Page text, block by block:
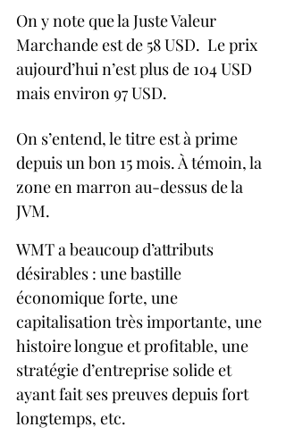
On y note que la Juste Valeur
Marchande est de 58 USD.  Le prix
aujourd’hui n’est plus de 104 USD
mais environ 97 USD.
On s’entend, le titre est à prime
depuis un bon 15 mois. À témoin, la
zone en marron au-dessus de la
JVM.
WMT a beaucoup d’attributs
désirables : une bastille
économique forte, une
capitalisation très importante, une
histoire longue et profitable, une
stratégie d’entreprise solide et
ayant fait ses preuves depuis fort
longtemps, etc.